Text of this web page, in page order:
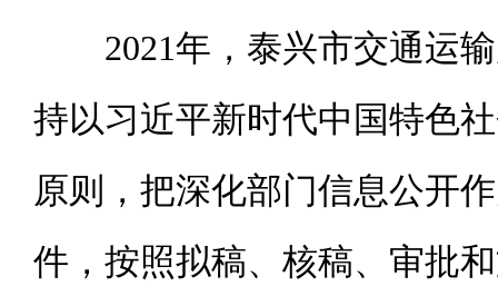
2021年，泰兴市交通运输
持以习近平新时代中国特色
原则，把深化部门信息公开
件，按照拟稿、核稿、审批